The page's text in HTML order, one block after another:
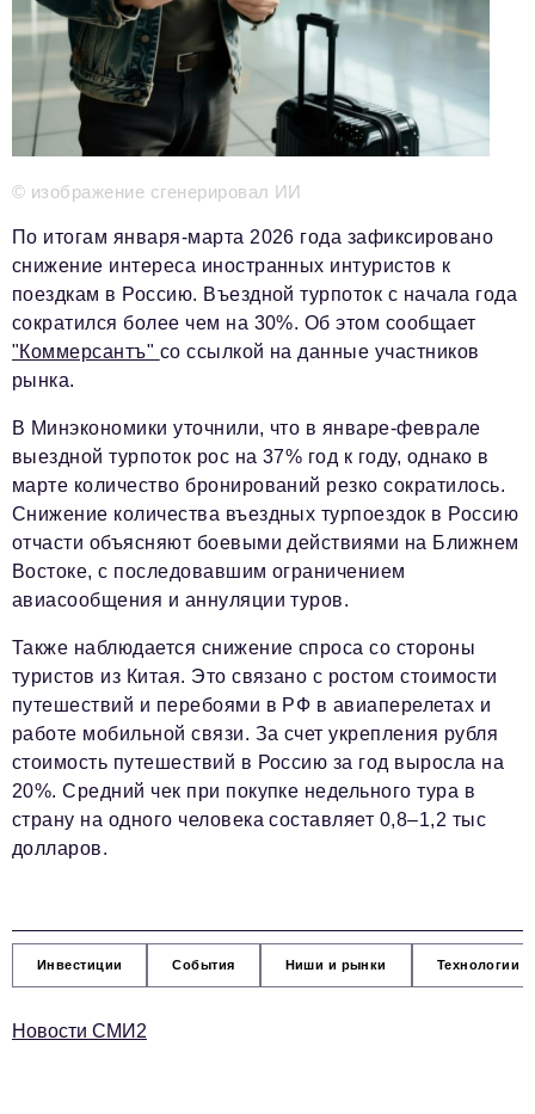
Информационный отдел
info@business-magazine.online
Отдел рекламы
reklama@business-magazine.online
Отдел распространения/редакционная подписка
partner@business-magazine.online
© изображение сгенерировал ИИ
По итогам января-марта 2026 года зафиксировано
снижение интереса иностранных интуристов к
поездкам в Россию. Въездной турпоток с начала года
сократился более чем на 30%. Об этом сообщает
"Коммерсантъ" со ссылкой на данные участников
рынка.
В Минэкономики уточнили, что в январе-феврале
выездной турпоток рос на 37% год к году, однако в
марте количество бронирований резко сократилось.
Снижение количества въездных турпоездок в Россию
отчасти объясняют боевыми действиями на Ближнем
Востоке, с последовавшим ограничением
авиасообщения и аннуляции туров.
Также наблюдается снижение спроса со стороны
туристов из Китая. Это связано с ростом стоимости
путешествий и перебоями в РФ в авиаперелетах и
работе мобильной связи. За счет укрепления рубля
стоимость путешествий в Россию за год выросла на
20%. Средний чек при покупке недельного тура в
страну на одного человека составляет 0,8–1,2 тыс
долларов.
Инвестиции События Ниши и рынки Технологии
Новости СМИ2